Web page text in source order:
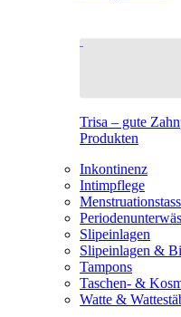
Trisa – gute
Produkten
Inkontinenz
Intimpflege
Slipeinlagen
Slipeinlagen &
Tampons
Taschen- &
Watte &